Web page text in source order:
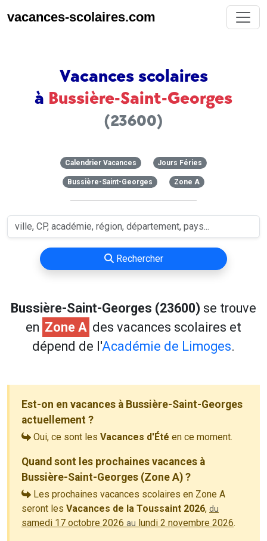
vacances-scolaires.com
Vacances scolaires
à Bussière-Saint-Georges
(23600)
Calendrier Vacances Jours Féries
Bussière-Saint-Georges Zone A
Rechercher
Bussière-Saint-Georges (23600) se trouve
en Zone A des vacances scolaires et
dépend de l'Académie de Limoges.
Est-on en vacances à Bussière-Saint-Georges
actuellement ?
Oui, ce sont les Vacances d'Été en ce moment.
Quand sont les prochaines vacances à
Bussière-Saint-Georges (Zone A) ?
Les prochaines vacances scolaires en Zone A
seront les Vacances de la Toussaint 2026, du
samedi 17 octobre 2026 au lundi 2 novembre 2026.